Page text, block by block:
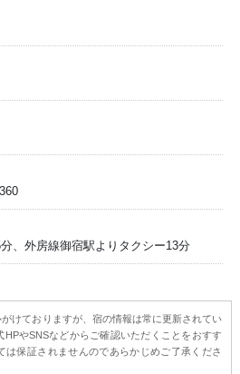
、外房線御宿駅よりタクシー13分
けておりますが、宿の情報は常に更新されてい
やSNSなどからご確認いただくことをおすす
は保証されませんのであらかじめご了承くださ